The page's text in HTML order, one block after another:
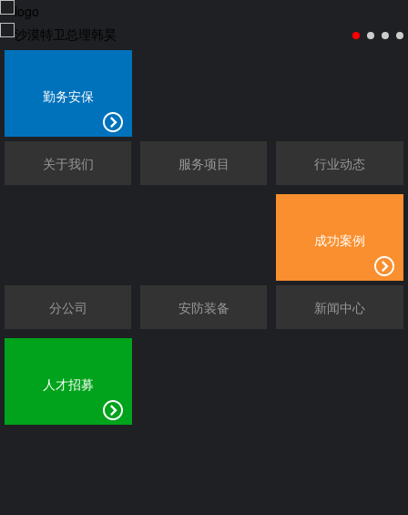
勤务安保
关于我们 服务项目 行业动态
成功案例
分公司 安防装备 新闻中心
人才招募